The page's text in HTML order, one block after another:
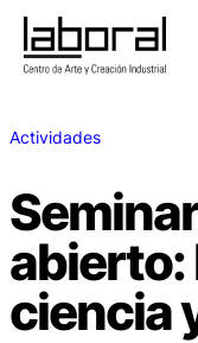
Actividades
abierto:
ciencia